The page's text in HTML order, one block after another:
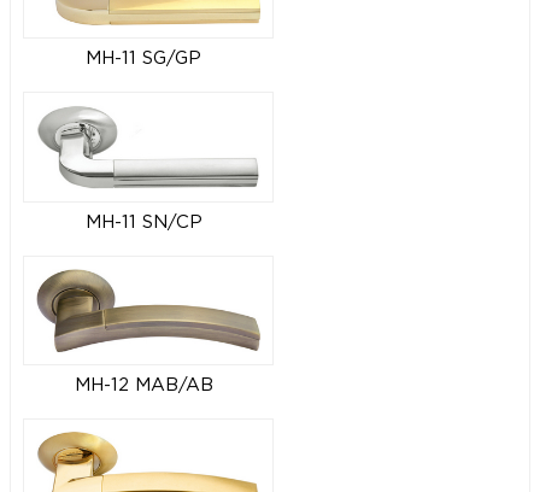
MH-11 SG/GP
MH-11 SN/CP
MH-12 MAB/AB